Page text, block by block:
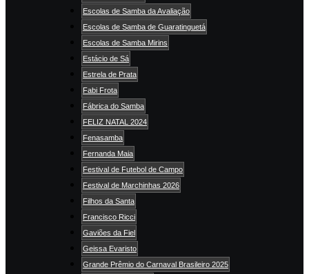
Escolas de Samba da Avaliação
Escolas de Samba de Guaratinguetá
Escolas de Samba Mirins
Estácio de Sá
Estrela de Prata
Fabi Frota
Fábrica do Samba
FELIZ NATAL 2024
Fenasamba
Fernanda Maia
Festival de Futebol de Campo
Festival de Marchinhas 2026
Filhos da Santa
Francisco Ricci
Gaviões da Fiel
Geissa Evaristo
Grande Prêmio do Carnaval Brasileiro 2025